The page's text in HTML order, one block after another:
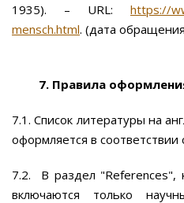
1935). – URL: https://
mensch.html. (дата
7. Правила
7.1. Список литературы на
оформляется в соответствии
7.2. В раздел "References",
включаются только